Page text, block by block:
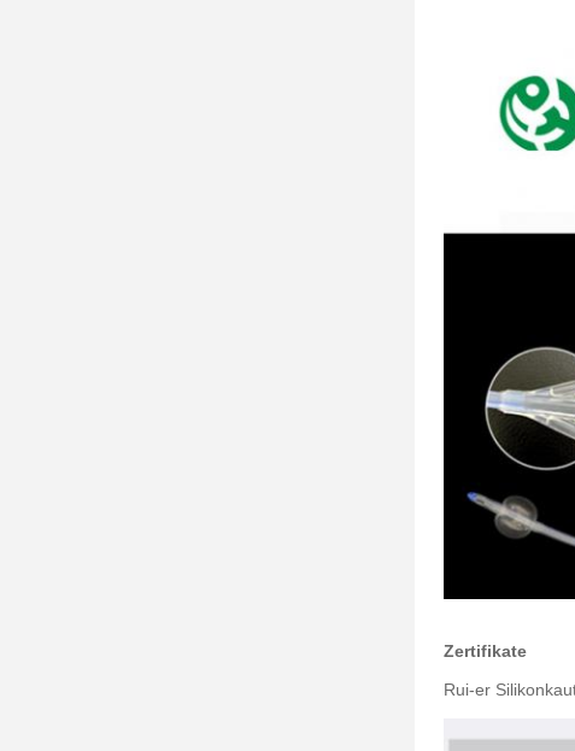
Zertifikate
Rui-er